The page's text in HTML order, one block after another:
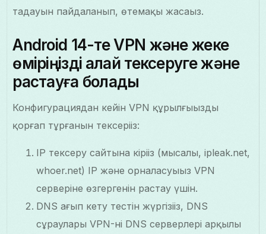
таңдауын пайдаланып, өтемақы жасаңыз.
Android 14-те VPN және жеке
өміріңізді қалай тексеруге және
растауға болады
Конфигурациядан кейін VPN құрылғыңызды
қорғап тұрғанын тексеріңіз:
IP тексеру сайтына кіріңіз (мысалы, ipleak.net,
whoer.net) IP және орналасуыңыз VPN
серверіне өзгергенін растау үшін.
DNS ағып кету тестін жүргізіңіз, DNS
сұраулары VPN-нің DNS серверлері арқылы